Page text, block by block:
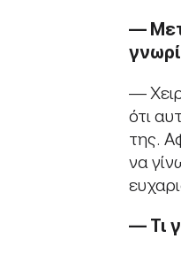
—
—
ότι
της.
να
— Τι